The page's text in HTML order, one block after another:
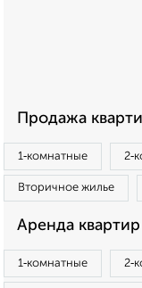
Продажа
1‑комнатные
Вторичное жилье
Аренда
1‑комнатные